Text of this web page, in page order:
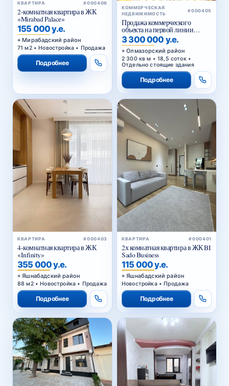
КВАРТИРА #000406
2-комнатная квартира в ЖК
«Mirabad Palace»
155 000 у.е.
Мирабадский район
71 м2 • Новостройка • Продажа
Подробнее
КОММЕРЧЕСКАЯ
НЕДВИЖИМОСТЬ
#000405
Продажа коммерческого
объекта на первой линии
Кольцевой дороги в Ташкенте
3 300 000 у.е.
Олмазорский район
2 300 кв м • 18,5 соток •
Отдельно стоящие здания
Подробнее
КВАРТИРА #000403
4-комнатная квартира в ЖК
«Infinity»
355 000 у.е.
Яшнабадский район
88 м2 • Новостройка • Продажа
Подробнее
КВАРТИРА #000401
2х комнатная квартира в ЖК BI
Sado Business
115 000 у.е.
Яшнабадский район
Новостройка • Продажа
Подробнее